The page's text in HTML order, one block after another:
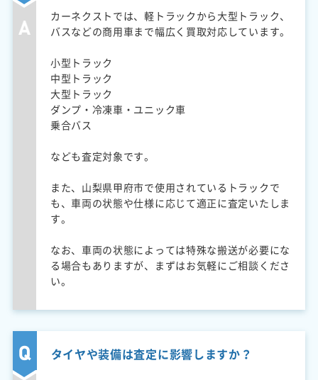
カーネクストでは、軽トラックから大型トラック、
バスなどの商用車まで幅広く買取対応しています。
小型トラック
中型トラック
大型トラック
ダンプ・冷凍車・ユニック車
乗合バス
なども査定対象です。
また、山梨県甲府市で使用されているトラックで
も、車両の状態や仕様に応じて適正に査定いたしま
す。
なお、車両の状態によっては特殊な搬送が必要にな
る場合もありますが、まずはお気軽にご相談くださ
い。
タイヤや装備は査定に影響しますか？